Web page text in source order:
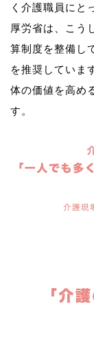
く介護職員にと
厚労省は、こう
算制度を整備し
を推奨していま
体の価値を高め